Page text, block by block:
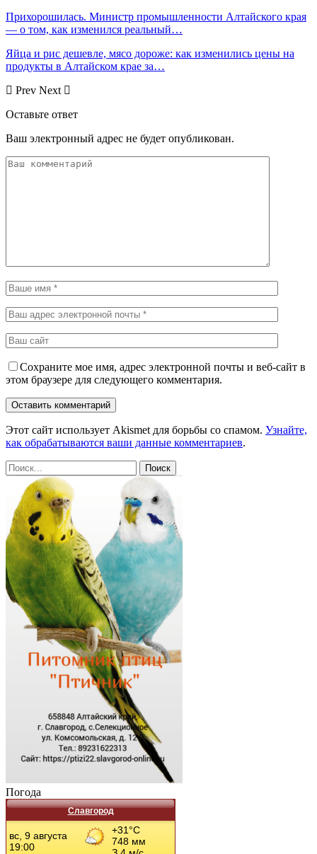
Прихорошилась. Министр промышленности Алтайского края
— о том, как изменился реальный…
Яйца и рис дешевле, мясо дороже: как изменились цены на
продукты в Алтайском крае за…
Prev Next
Оставьте ответ
Ваш электронный адрес не будет опубликован.
Сохраните мое имя, адрес электронной почты и веб-сайт в
этом браузере для следующего комментария.
Этот сайт использует Akismet для борьбы со спамом. Узнайте,
как обрабатываются ваши данные комментариев.
Погода
Славгород